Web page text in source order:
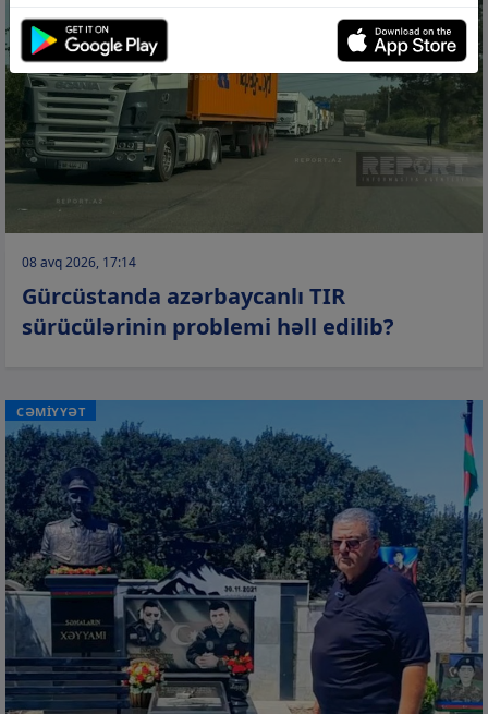
08 avq 2026, 17:14
Gürcüstanda azərbaycanlı TIR
sürücülərinin problemi həll edilib?
CƏMİYYƏT